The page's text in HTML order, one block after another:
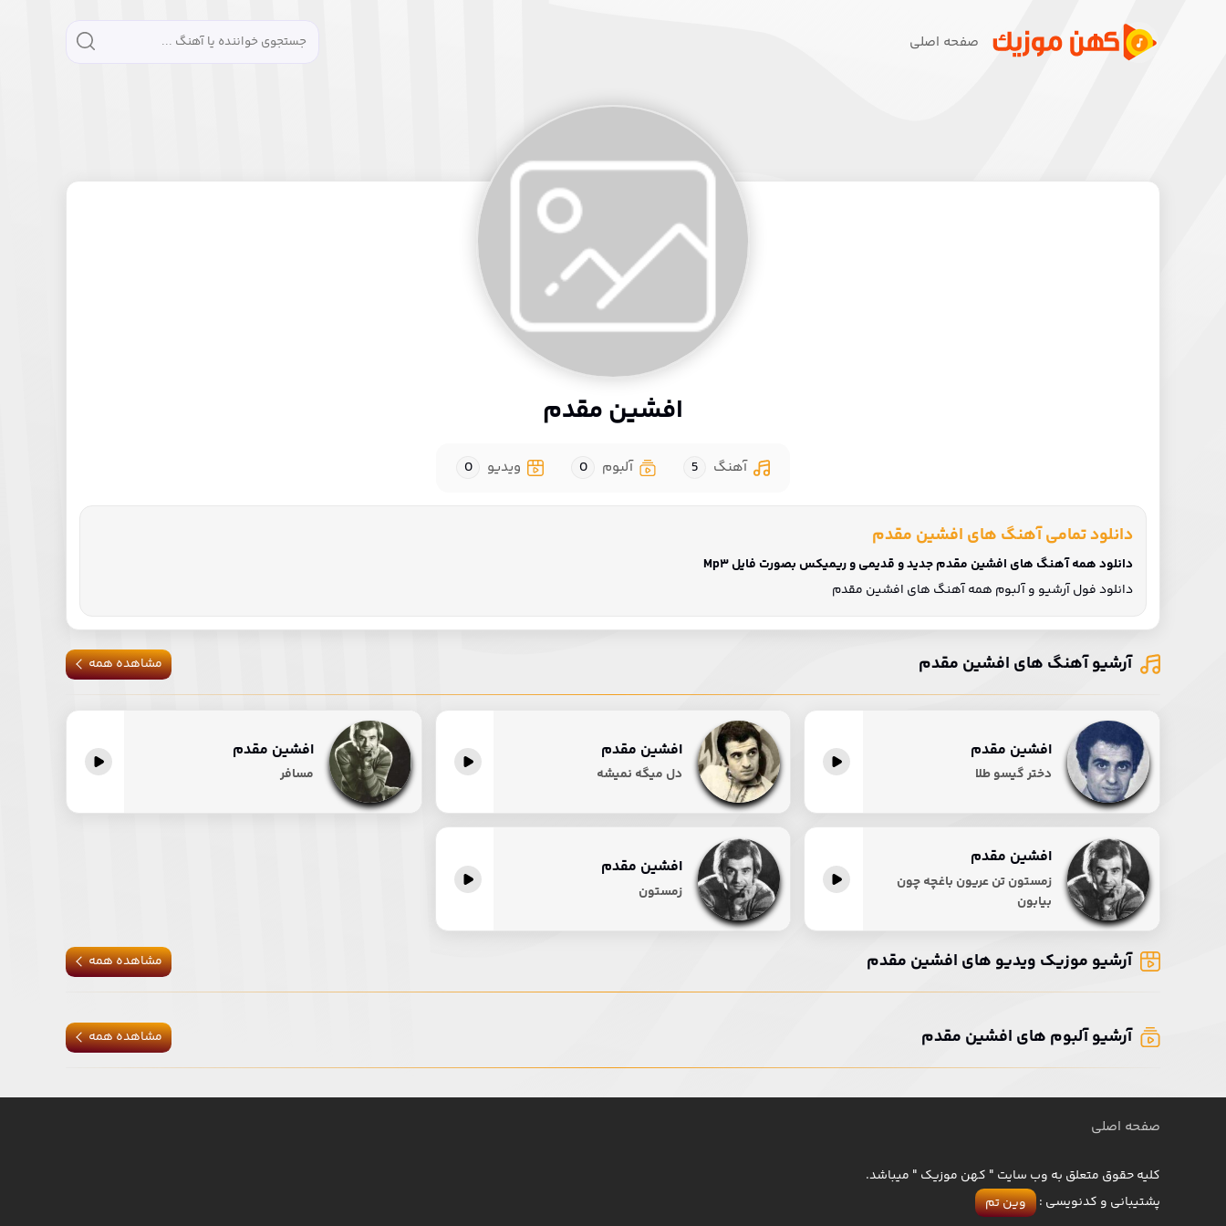
صفحه اصلی
افشین مقدم
آهنگ 5 آلبوم 0 ویدیو 0
دانلود تمامی آهنگ های افشین مقدم
دانلود همه آهنگ های افشین مقدم جدید و قدیمی و ریمیکس بصورت فایل Mp3
دانلود فول آرشیو و آلبوم همه آهنگ های افشین مقدم
آرشیو آهنگ های افشین مقدم مشاهده همه
افشین مقدم
دختر گیسو طلا
افشین مقدم
دل میگه نمیشه
افشین مقدم
مسافر
افشین مقدم
زمستون تن عریون باغچه چون
بیابون
افشین مقدم
زمستون
پخش آنلاین
آرشیو موزیک ویدیو های افشین مقدم مشاهده همه
آرشیو آلبوم های افشین مقدم مشاهده همه
صفحه اصلی
کلیه حقوق متعلق به وب سایت " کهن موزیک " میباشد.
پشتیبانی و کدنویسی :
وین تم